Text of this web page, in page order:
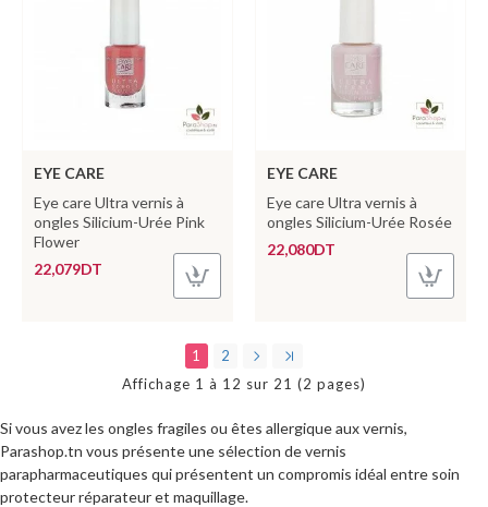
EYE CARE
Eye care Ultra vernis à
ongles Silicium-Urée Pink
Flower
22,079DT
EYE CARE
Eye care Ultra vernis à
ongles Silicium-Urée Rosée
22,080DT
1
2
Affichage 1 à 12 sur 21 (2 pages)
Si vous avez les ongles fragiles ou êtes allergique aux vernis,
Parashop.tn vous présente une sélection de vernis
parapharmaceutiques qui présentent un compromis idéal entre soin
protecteur réparateur et maquillage.